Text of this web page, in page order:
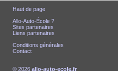
Haut de page
Allo-Auto-École ?
Sites partenaires
Liens partenaires
Conditions générales
Contact
© 2026 allo-auto-ecole.fr